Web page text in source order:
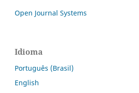
Open Journal Systems
Idioma
Português (Brasil)
English